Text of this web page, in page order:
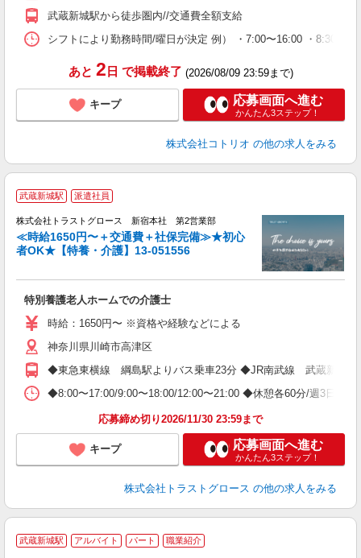
武蔵新城駅から徒歩圏内//交通費全額支給
シフトにより勤務時間/曜日が決定 例） ・7:00〜16:00 ・8:30〜
あと 2 日 で掲載終了 (2026/08/09 23:59まで)
キープ 応募画面へ進む
かんたん3ステップ！
株式会社コトリオ の他の求人をみる
武蔵新城駅 派遣社員
株式会社トラストグロース 新宿本社 第2営業部
≪時給1650円〜＋交通費＋社保完備≫★初心
者OK★【特養・介護】13-051556
特別養護老人ホームでの介護士
時給：1650円〜 ※資格や経験などによる
神奈川県川崎市高津区
◆東急東横線 綱島駅よりバス乗車23分 ◆JR南武線 武蔵新城駅
◆8:00〜17:00/9:00〜18:00/12:00〜21:00 ◆休憩各60分/週3日〜/
応募締め切り2026/11/30 23:59まで
キープ 応募画面へ進む
かんたん3ステップ！
株式会社トラストグロース の他の求人をみる
武蔵新城駅 アルバイト パート 職業紹介